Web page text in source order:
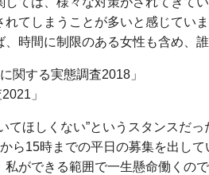
てしまうことが多いと感じて
時間に制限のある女性も含め、
する実態調査2018」
」
てほしくない”というスタンスだ
ら15時までの平日の募集を出し
ができる範囲で一生懸命働くの